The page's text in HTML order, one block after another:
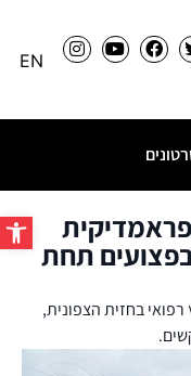
פתח
EN
תחת
בחזית הצפונית,